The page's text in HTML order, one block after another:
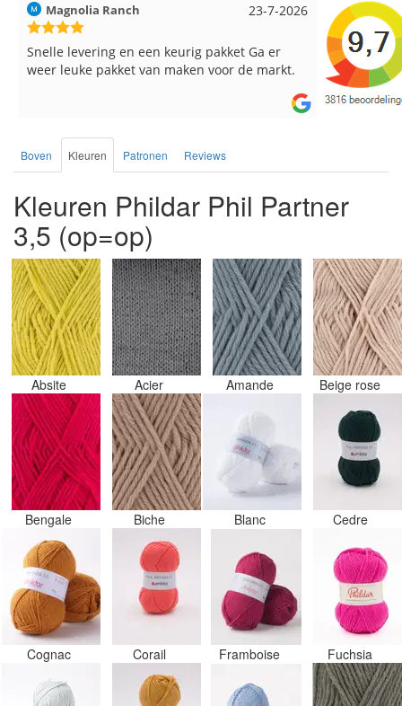
17-7-2026
Hilde uit Loyers
Reeds meerdere keren breigaren en
breinaalden besteld, altijd heel tevreden over
Loes uit
Snelle
Boven Kleuren Patronen Reviews
Kleuren Phildar Phil Partner
3,5 (op=op)
Absite Acier Amande Beige rose
Bengale Biche Blanc Cedre
Cognac Corail Framboise Fuchsia